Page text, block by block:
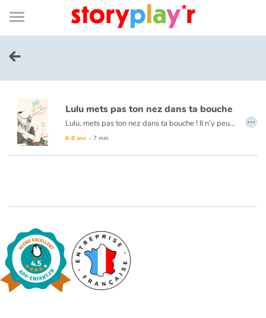
Connexion
Bibliothèque
de
page
Menu
Je me connecte
Tester gratuitement
Bibliothèque
Contes d'ici et d'ailleurs
Fable, mythe, littérature et poésie
Lulu mets pas ton nez dans ta bouche
Lulu, mets pas ton nez dans ta bouche ! Il n’y peut rien, il est né comme ça. Et ce n’est guère facile dans un monde qui n’apprécie pas la différence.
6-8 ans - 7 min
…